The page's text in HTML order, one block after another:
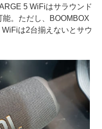
5 WiFiはサラウンド
。ただし、BOOMBOX
は2台揃えないとサウ